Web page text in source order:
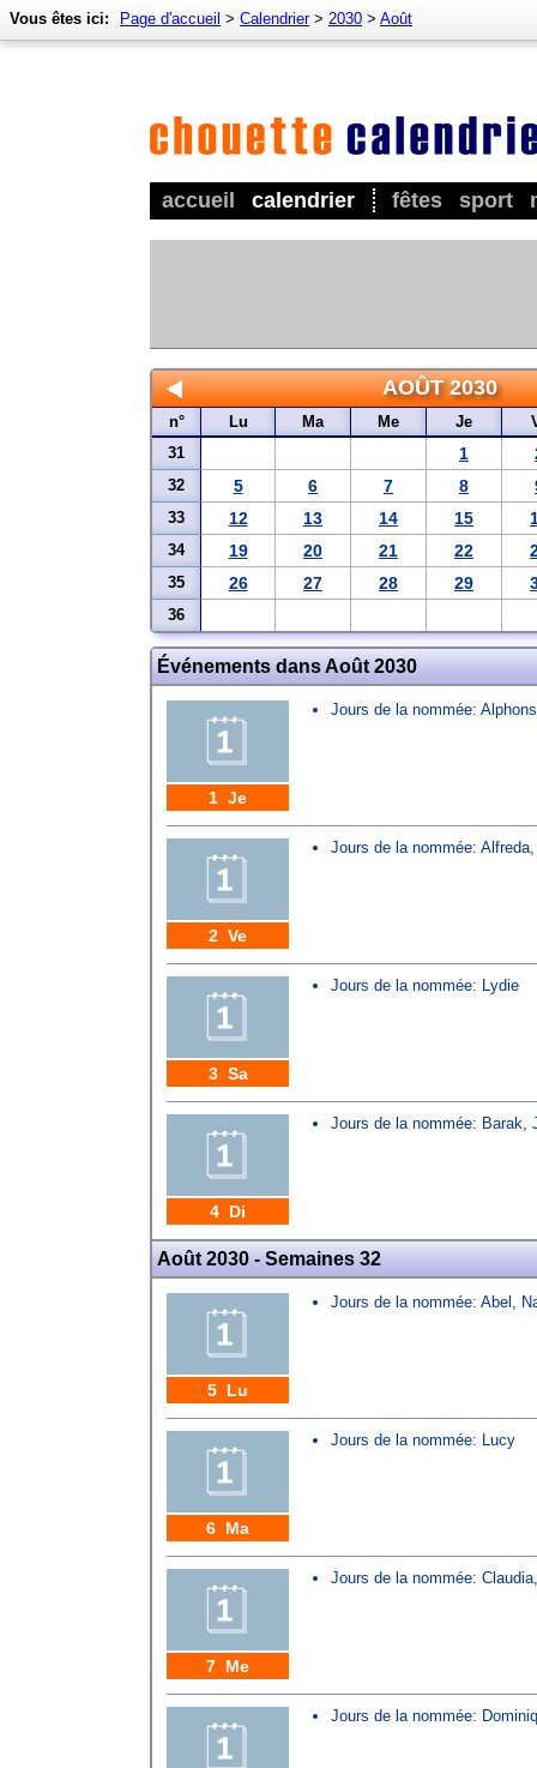
accueil calendrier fêtes sport
Vous êtes ici: Page d'accueil > Calendrier> 2030 > Août
AOÛT 2030
n° Lu Ma Me Je
31
1
32 5 6 7 8
33 12 13 14 15
34 19 20 21 22
35 26 27 28 29
36
Événements dans Août 2030
1 Je
Jours de la nommée:
2 Ve
Jours de la nommée: Alfreda
3 Sa
Jours de la nommée: Lydie
4 Di
Jours de la nommée: Barak,
Août 2030 - Semaines 32
5 Lu
Jours de la nommée: Abel ,
6 Ma
Jours de la nommée: Lucy
7 Me
Jours de la nommée: Claudia
Jours de la nommée: